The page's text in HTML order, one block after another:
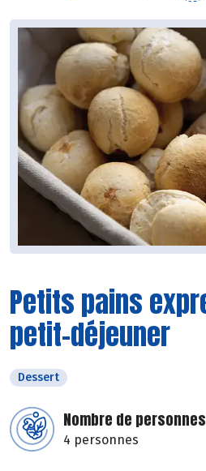
Petits pains
petit-déjeuner
Dessert
Nombre de personnes
4 personnes